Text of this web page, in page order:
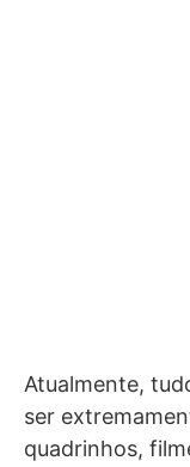
Atualmente,
ser
quadrinhos,